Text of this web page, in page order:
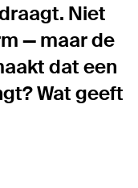
Niet
— maar de
dat een
Wat geeft